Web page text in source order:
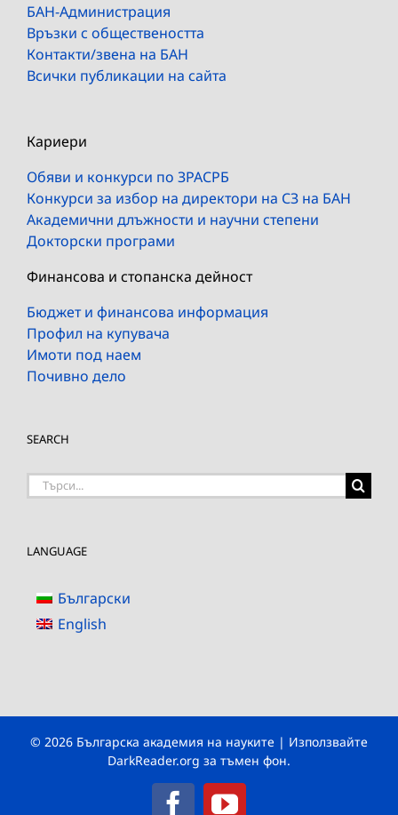
БАН-Администрация
Връзки с обществеността
Контакти/звена на БАН
Всички публикации на сайта
Кариери
Обяви и конкурси по ЗРАСРБ
Конкурси за избор на директори на СЗ на БАН
Академични длъжности и научни степени
Докторски програми
Финансова и стопанска дейност
Бюджет и финансова информация
Профил на купувача
Имоти под наем
Почивно дело
SEARCH
Търсене
LANGUAGE
Български
English
© 2026 Българска академия на науките | Използвайте
DarkReader.org за тъмен фон.